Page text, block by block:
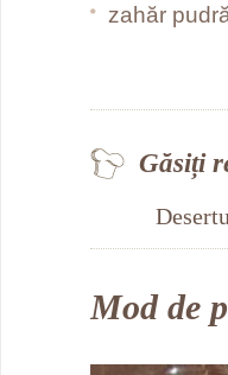
zahăr
Găsiți
Mod de